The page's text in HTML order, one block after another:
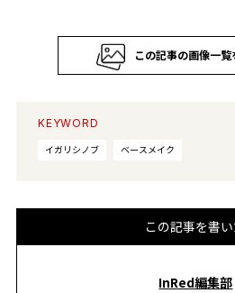
この記事の画像一覧
KEYWORD
イガリシノブ
ベースメイク
この記事を書い
InRed編集部